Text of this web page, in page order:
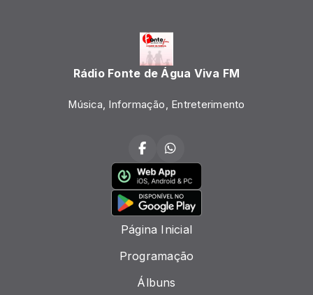
Rádio Fonte de Água Viva FM
Música, Informação, Entreterimento
Página Inicial
Programação
Álbuns